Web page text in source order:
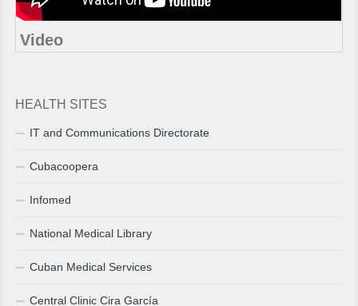
Video
HEALTH SITES
IT and Communications Directorate
Cubacoopera
Infomed
National Medical Library
Cuban Medical Services
Central Clinic Cira García